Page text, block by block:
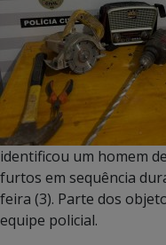
identificou um homem
furtos em sequência
feira (3). Parte dos
equipe policial.